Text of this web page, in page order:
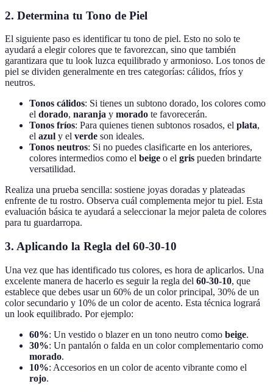
2. Determina tu Tono de Piel
El siguiente paso es identificar tu tono de piel. Esto no solo te
ayudará a elegir colores que te favorezcan, sino que también
garantizara que tu look luzca equilibrado y armonioso. Los tonos de
piel se dividen generalmente en tres categorías: cálidos, fríos y
neutros.
Tonos cálidos: Si tienes un subtono dorado, los colores como
el dorado, naranja y morado te favorecerán.
Tonos fríos: Para quienes tienen subtonos rosados, el plata,
el azul y el verde son ideales.
Tonos neutros: Si no puedes clasificarte en los anteriores,
colores intermedios como el beige o el gris pueden brindarte
versatilidad.
Realiza una prueba sencilla: sostiene joyas doradas y plateadas
enfrente de tu rostro. Observa cuál complementa mejor tu piel. Esta
evaluación básica te ayudará a seleccionar la mejor paleta de colores
para tu guardarropa.
3. Aplicando la Regla del 60-30-10
Una vez que has identificado tus colores, es hora de aplicarlos. Una
excelente manera de hacerlo es seguir la regla del 60-30-10, que
establece que debes usar un 60% de un color principal, 30% de un
color secundario y 10% de un color de acento. Esta técnica logrará
un look equilibrado. Por ejemplo:
60%: Un vestido o blazer en un tono neutro como beige.
30%: Un pantalón o falda en un color complementario como
morado.
10%: Accesorios en un color de acento vibrante como el
rojo.